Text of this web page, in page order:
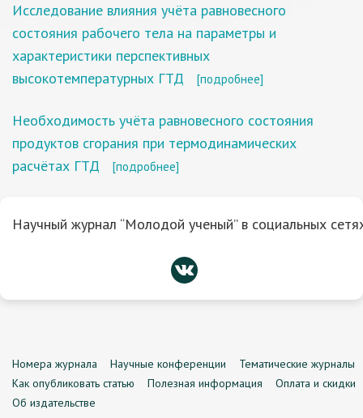
Исследование влияния учёта равновесного
состояния рабочего тела на параметры и
характеристики перспективных
высокотемпературных ГТД
[подробнее]
Необходимость учёта равновесного состояния
продуктов сгорания при термодинамических
расчётах ГТД
[подробнее]
Научный журнал “Молодой ученый” в социальных
Номера журнала Научные конференции
Тематические журналы
Как опубликовать статью
Полезная информация
Оплата и скидки
Об издательстве